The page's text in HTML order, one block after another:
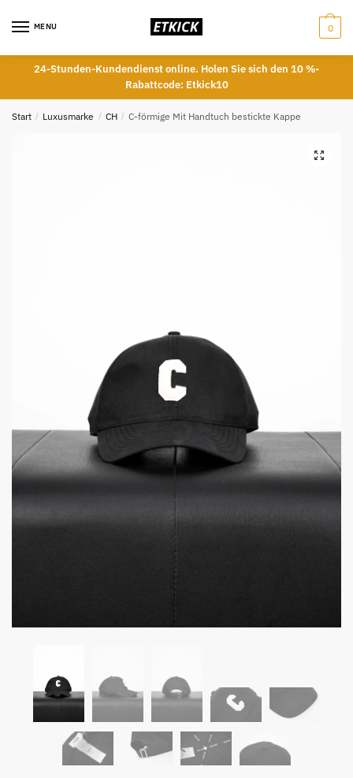
MENU 0
24-Stunden-Kundendienst online. Holen Sie sich den 10 %-
Rabattcode: Etkick10
Start / Luxusmarke / CH / C-förmige Mit Handtuch bestickte Kappe